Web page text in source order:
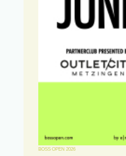
BOSS OPEN 2026